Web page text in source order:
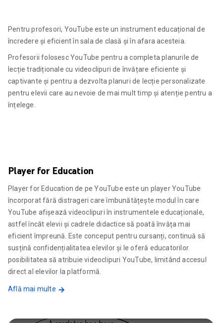
Pentru profesori, YouTube este un instrument educațional de
încredere și eficient în sala de clasă și în afara acesteia.
Profesorii folosesc YouTube pentru a completa planurile de
lecție tradiționale cu videoclipuri de învățare eficiente și
captivante și pentru a dezvolta planuri de lecție personalizate
pentru elevii care au nevoie de mai mult timp și atenție pentru a
înțelege.
Player for Education
Player for Education de pe YouTube este un player YouTube
încorporat fără distrageri care îmbunătățește modul în care
YouTube afișează videoclipuri în instrumentele educaționale,
astfel încât elevii și cadrele didactice să poată învăța mai
eficient împreună. Este conceput pentru cursanți, continuă să
susțină confidențialitatea elevilor și le oferă educatorilor
posibilitatea să atribuie videoclipuri YouTube, limitând accesul
direct al elevilor la platformă.
Află mai multe